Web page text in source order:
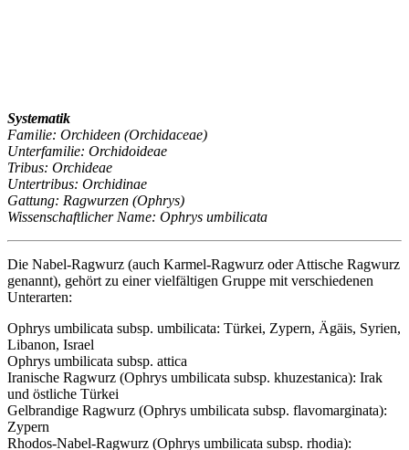
Systematik
Familie: Orchideen (Orchidaceae)
Unterfamilie: Orchidoideae
Tribus: Orchideae
Untertribus: Orchidinae
Gattung: Ragwurzen (Ophrys)
Wissenschaftlicher Name: Ophrys umbilicata
Die Nabel-Ragwurz (auch Karmel-Ragwurz oder Attische Ragwurz
genannt), gehört zu einer vielfältigen Gruppe mit verschiedenen
Unterarten:
Ophrys umbilicata subsp. umbilicata: Türkei, Zypern, Ägäis, Syrien,
Libanon, Israel
Ophrys umbilicata subsp. attica
Iranische Ragwurz (Ophrys umbilicata subsp. khuzestanica): Irak
und östliche Türkei
Gelbrandige Ragwurz (Ophrys umbilicata subsp. flavomarginata):
Zypern
Rhodos-Nabel-Ragwurz (Ophrys umbilicata subsp. rhodia):